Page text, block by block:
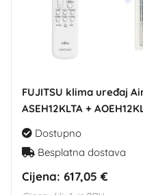
FUJITSU klima uređaj
ASEH12KLTA +
Dostupno
Besplatna dostava
Cijena: 617,05 €